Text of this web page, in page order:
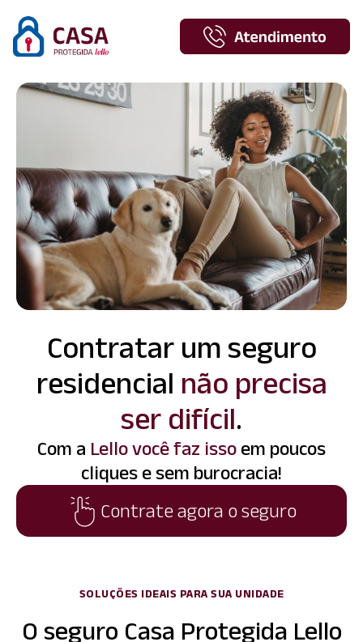
Contratar um seguro
residencial não precisa
ser difícil.
Com a Lello você faz isso em poucos
cliques e sem burocracia!
Contrate agora o seguro
SOLUÇÕES IDEAIS PARA SUA UNIDADE
O seguro Casa Protegida Lello